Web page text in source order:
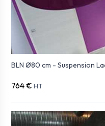
BLN Ø80 cm - Suspension
764 € HT